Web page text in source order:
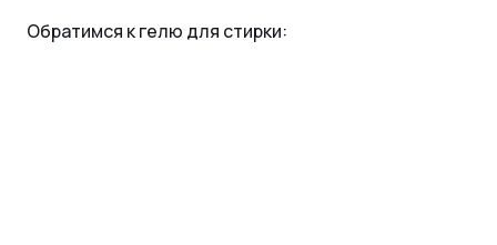
Обратимся к гелю для стирки: